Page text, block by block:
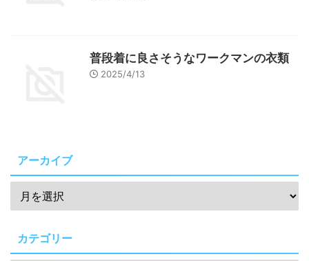
普段着に良さそうなワークマンの衣類
2025/4/13
アーカイブ
カテゴリー